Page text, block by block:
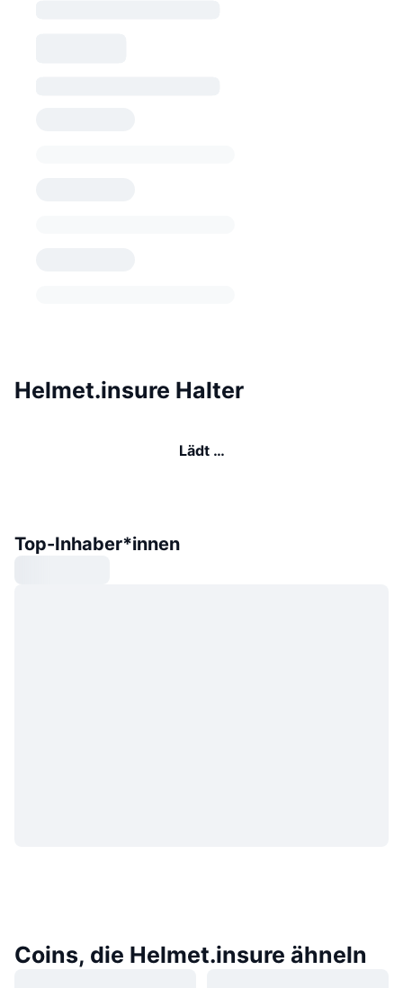
Helmet.insure Halter
Lädt …
Top-Inhaber*innen
Coins, die Helmet.insure ähneln